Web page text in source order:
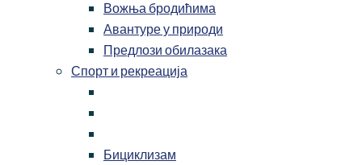
Вожња бродићима
Авантуре у природи
Предлози обилазака
Спорт и рекреација
Бициклизам